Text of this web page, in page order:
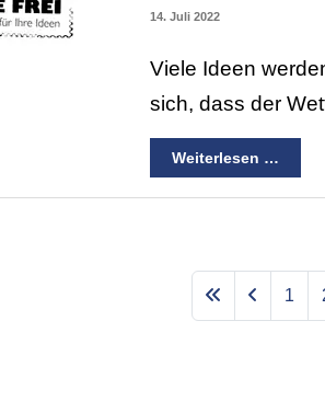
14. Juli 2022
Viele Ideen
sich, dass der
Weiterlesen …
1